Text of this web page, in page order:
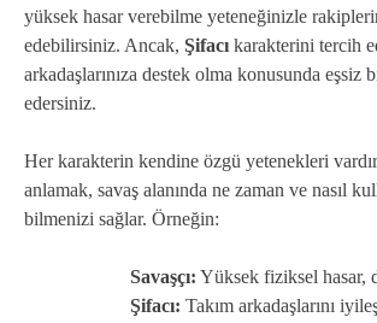
yüksek hasar verebilme yeteneğinizle
edebilirsiniz. Ancak, Şifacı karakterini tercih
arkadaşlarınıza destek olma konusunda eşsiz
edersiniz.
Her karakterin kendine özgü yetenekleri
anlamak, savaş alanında ne zaman ve nasıl
bilmenizi sağlar. Örneğin:
Savaşçı: Yüksek fiziksel hasar,
Şifacı: Takım arkadaşlarını